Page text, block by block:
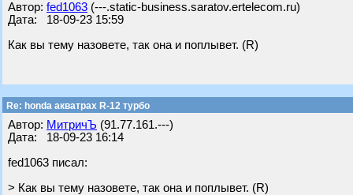
Автор: fed1063 (---.static-business.saratov.ertelecom.ru)
Дата: 18-09-23 15:59
Как вы тему назовете, так она и поплывет. (R)
Re: honda акватрах R-12 турбо
Автор: МитричЪ (91.77.161.---)
Дата: 18-09-23 16:14
fed1063 писал:
> Как вы тему назовете, так она и поплывет. (R)